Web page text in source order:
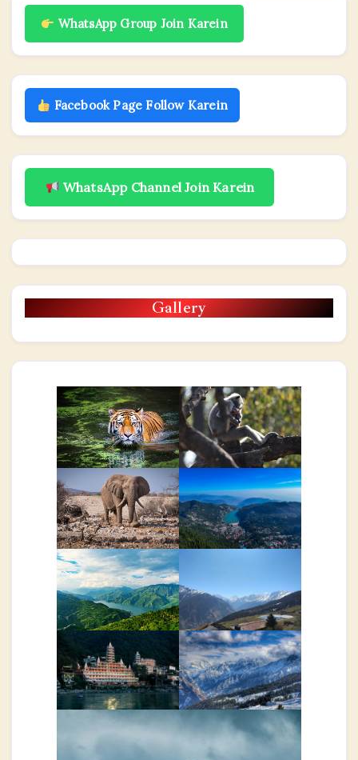
WhatsApp Group Join Karein
Facebook Page Follow Karein
WhatsApp Channel Join Karein
Gallery